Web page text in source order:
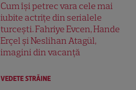
Cum își petrec vara cele mai
iubite actrițe din serialele
turcești. Fahriye Evcen, Hande
Erçel și Neslihan Atagül,
imagini din vacanță
VEDETE STRĂINE